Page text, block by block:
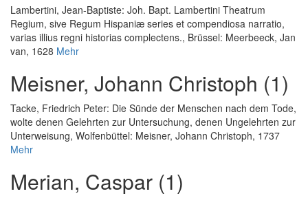
Lambertini, Jean-Baptiste: Joh. Bapt. Lambertini Theatrum
Regium, sive Regum Hispaniæ series et compendiosa narratio,
varias illius regni historias complectens., Brüssel: Meerbeeck, Jan
van, 1628 Mehr
Meisner, Johann Christoph (1)
Tacke, Friedrich Peter: Die Sünde der Menschen nach dem Tode,
wolte denen Gelehrten zur Untersuchung, denen Ungelehrten zur
Unterweisung, Wolfenbüttel: Meisner, Johann Christoph, 1737
Mehr
Merian, Caspar (1)